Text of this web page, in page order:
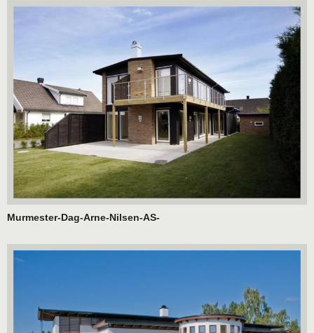
Murmester-Dag-Arne-Nilsen-AS-